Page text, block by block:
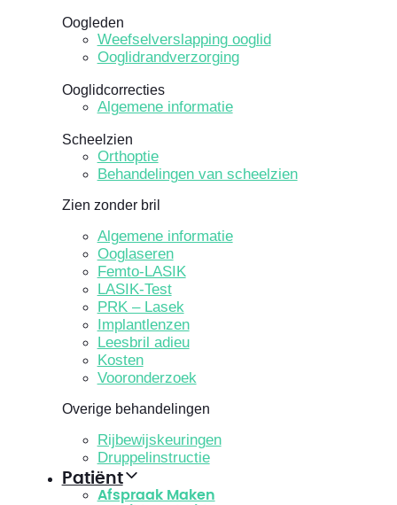
Oogleden
Weefselverslapping ooglid
Ooglidrandverzorging
Ooglidcorrecties
Algemene informatie
Scheelzien
Orthoptie
Behandelingen van scheelzien
Zien zonder bril
Algemene informatie
Ooglaseren
Femto-LASIK
LASIK-Test
PRK – Lasek
Implantlenzen
Leesbril adieu
Kosten
Vooronderzoek
Overige behandelingen
Rijbewijskeuringen
Druppelinstructie
Patiënt
Afspraak Maken